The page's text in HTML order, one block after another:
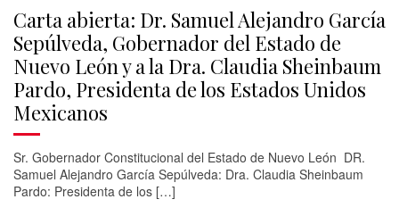
Carta abierta: Dr. Samuel Alejandro García
Sepúlveda, Gobernador del Estado de
Nuevo León y a la Dra. Claudia Sheinbaum
Pardo, Presidenta de los Estados Unidos
Mexicanos
Sr. Gobernador Constitucional del Estado de Nuevo León DR.
Samuel Alejandro García Sepúlveda: Dra. Claudia Sheinbaum
Pardo: Presidenta de los […]